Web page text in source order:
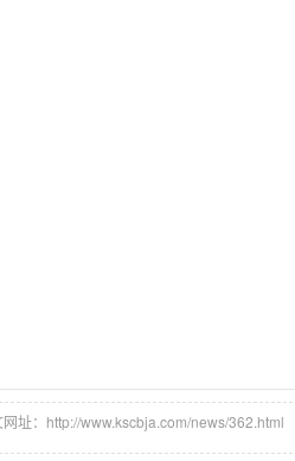
址：http://www.kscbja.com/news/362.html